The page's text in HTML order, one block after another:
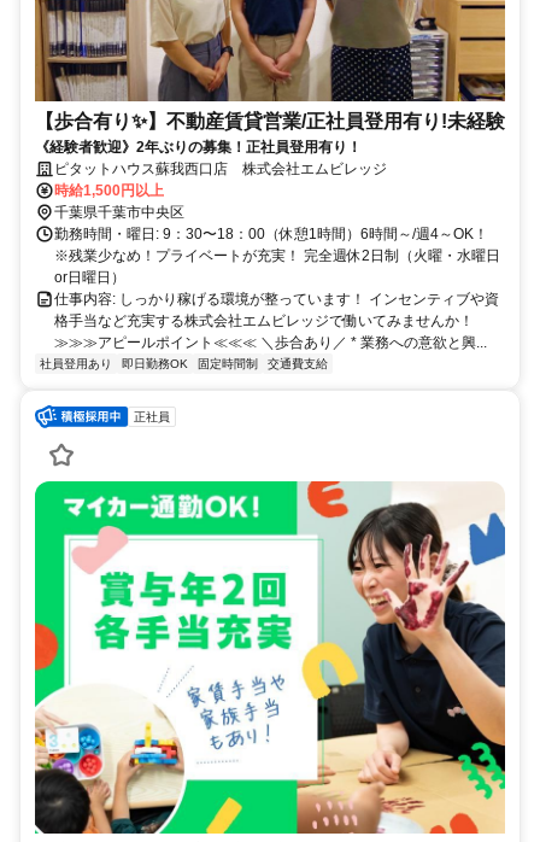
【歩合有り✨】不動産賃貸営業/正社員登用有り!未経験
《経験者歓迎》2年ぶりの募集！正社員登用有り！
ピタットハウス蘇我西口店 株式会社エムビレッジ
時給1,500円以上
千葉県千葉市中央区
勤務時間・曜日: 9：30〜18：00（休憩1時間）6時間～/週4～OK！
※残業少なめ！プライベートが充実！ 完全週休2日制（火曜・水曜日
or日曜日）
仕事内容: しっかり稼げる環境が整っています！ インセンティブや資
格手当など充実する株式会社エムビレッジで働いてみませんか！
≫≫≫アピールポイント≪≪≪ ＼歩合あり／ * 業務への意欲と興...
社員登用あり 即日勤務OK 固定時間制 交通費支給
正社員